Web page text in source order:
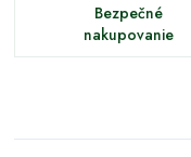
Bezpečné
nakupovanie